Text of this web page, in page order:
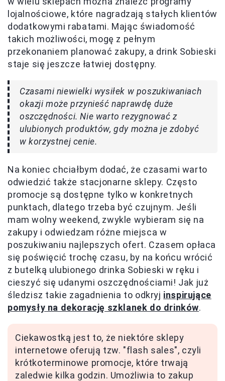
lojalnościowe, które nagradzają stałych klientów
dodatkowymi rabatami. Mając świadomość
takich możliwości, mogę z pełnym
przekonaniem planować zakupy, a drink Sobieski
staje się jeszcze łatwiej dostępny.
Czasami niewielki wysiłek w poszukiwaniach
okazji może przynieść naprawdę duże
oszczędności. Nie warto rezygnować z
ulubionych produktów, gdy można je zdobyć
w korzystnej cenie.
Na koniec chciałbym dodać, że czasami warto
odwiedzić także stacjonarne sklepy. Często
promocje są dostępne tylko w konkretnych
punktach, dlatego trzeba być czujnym. Jeśli
mam wolny weekend, zwykle wybieram się na
zakupy i odwiedzam różne miejsca w
poszukiwaniu najlepszych ofert. Czasem opłaca
się poświęcić trochę czasu, by na końcu wrócić
z butelką ulubionego drinka Sobieski w ręku i
cieszyć się udanymi oszczędnościami! Jak już
śledzisz takie zagadnienia to odkryj inspirujące
pomysły na dekorację szklanek do drinków.
Ciekawostką jest to, że niektóre sklepy
internetowe oferują tzw. "flash sales", czyli
krótkoterminowe promocje, które trwają
zaledwie kilka godzin. Umożliwia to zakup